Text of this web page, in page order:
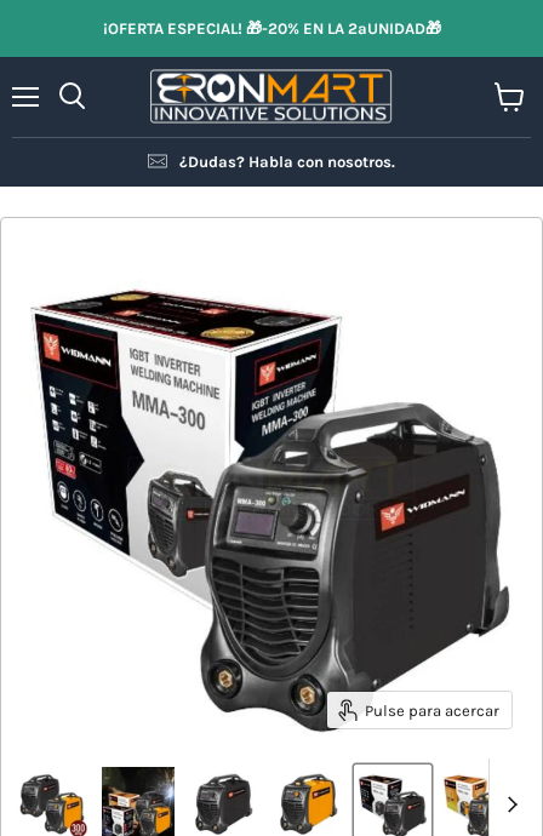
¡OFERTA ESPECIAL! 🎁-20% EN LA 2ªUNIDAD🎁
¿Dudas? Habla con nosotros.
carrito
Pulse para acercar